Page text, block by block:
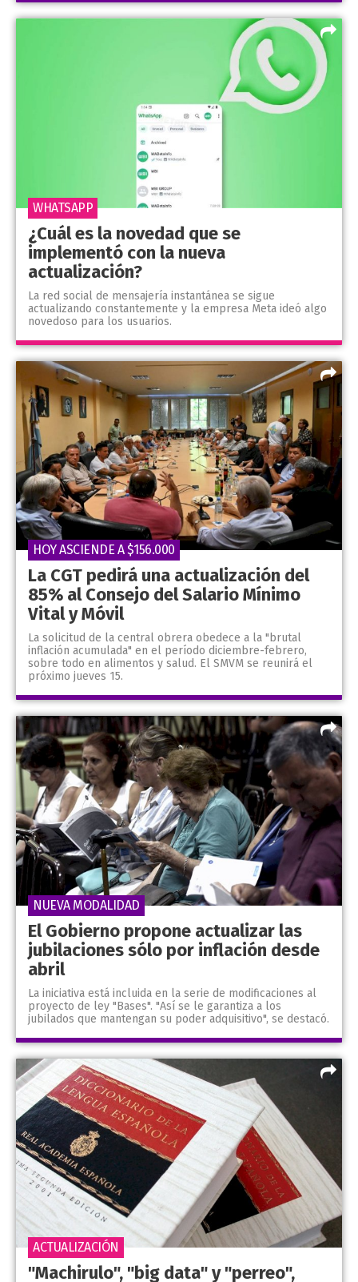
¿Cuál es la novedad que se
implementó con la nueva
actualización?
La red social de mensajería instantánea se sigue
actualizando constantemente y la empresa Meta ideó algo
novedoso para los usuarios.
WHATSAPP
La CGT pedirá una actualización del
85% al Consejo del Salario Mínimo
Vital y Móvil
La solicitud de la central obrera obedece a la "brutal
inflación acumulada" en el período diciembre-febrero,
sobre todo en alimentos y salud. El SMVM se reunirá el
próximo jueves 15.
HOY ASCIENDE A $156.000
El Gobierno propone actualizar las
jubilaciones sólo por inflación desde
abril
La iniciativa está incluida en la serie de modificaciones al
proyecto de ley "Bases". "Así se le garantiza a los
jubilados que mantengan su poder adquisitivo", se destacó.
NUEVA MODALIDAD
"Machirulo", "big data" y "perreo",
ACTUALIZACIÓN